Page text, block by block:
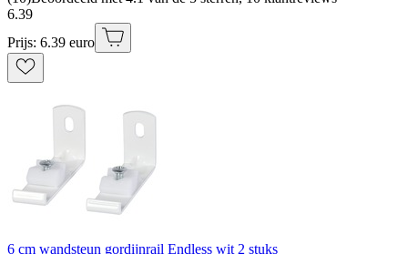
6.39
Prijs: 6.39 euro
6 cm wandsteun gordijnrail Endless wit 2 stuks